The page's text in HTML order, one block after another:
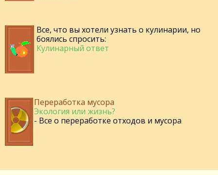
Все, что вы хотели узнать о кулинарии, но
боялись спросить:
Кулинарный ответ
Переработка мусора
Экология или жизнь?
- Все о переработке отходов и мусора